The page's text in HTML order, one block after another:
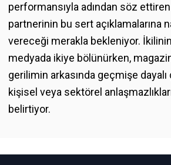
performansıyla adından söz
partnerinin bu sert açıklamalarına
vereceği merakla bekleniyor.
medyada ikiye bölünürken,
gerilimin arkasında geçmişe
kişisel veya sektörel
belirtiyor.